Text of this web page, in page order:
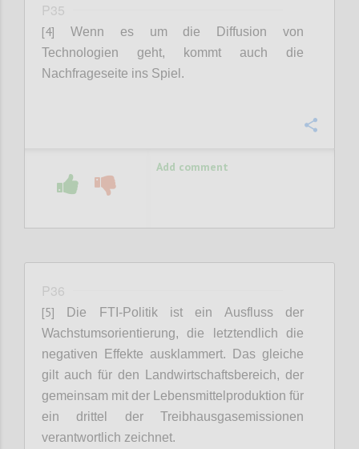
P35
[4]
Wenn es um die Diffusion von
Technologien geht, kommt auch die
Nachfrageseite ins Spiel.
Add comment
P36
[5] Die FTI-Politik ist ein Ausfluss der
Wachstumsorientierung, die letztendlich die
negativen Effekte ausklammert.
Das gleiche
gilt auch für den Landwirtschaftsbereich, der
gemeinsam mit der Lebensmittelproduktion für
ein drittel der Treibhausgasemissionen
verantwortlich zeichnet.